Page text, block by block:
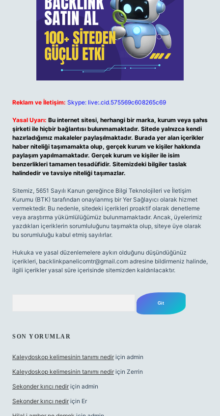
Reklam ve İletişim: Skype: live:.cid.575569c608265c69
Yasal Uyarı: Bu internet sitesi, herhangi bir marka, kurum veya şahıs
şirketi ile hiçbir bağlantısı bulunmamaktadır. Sitede yalnızca kendi
hazırladığımız makaleler paylaşılmaktadır. Burada yer alan içerikler
haber niteliği taşımamakta olup, gerçek kurum ve kişiler hakkında
paylaşım yapılmamaktadır. Gerçek kurum ve kişiler ile isim
benzerlikleri tamamen tesadüfidir. Sitemizdeki bilgiler taslak
halindedir ve tavsiye niteliği taşımazlar.
Sitemiz, 5651 Sayılı Kanun gereğince Bilgi Teknolojileri ve İletişim
Kurumu (BTK) tarafından onaylanmış bir Yer Sağlayıcı olarak hizmet
vermektedir. Bu nedenle, sitedeki içerikleri proaktif olarak denetleme
veya araştırma yükümlülüğümüz bulunmamaktadır. Ancak, üyelerimiz
yazdıkları içeriklerin sorumluluğunu taşımakta olup, siteye üye olarak
bu sorumluluğu kabul etmiş sayılırlar.
Hukuka ve yasal düzenlemelere aykırı olduğunu düşündüğünüz
içerikleri, backlinkpanelicomtr@gmail.com adresine bildirmeniz halinde,
ilgili içerikler yasal süre içerisinde sitemizden kaldırılacaktır.
SON YORUMLAR
Kaleydoskop kelimesinin tanımı nedir için admin
Kaleydoskop kelimesinin tanımı nedir için Zerrin
Sekonder kırıcı nedir için admin
Sekonder kırıcı nedir için Er